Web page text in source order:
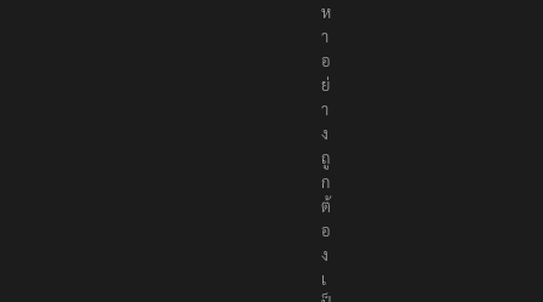
ห
า
อ
ย่
า
ง
ถู
ก
ต้
อ
ง
เ